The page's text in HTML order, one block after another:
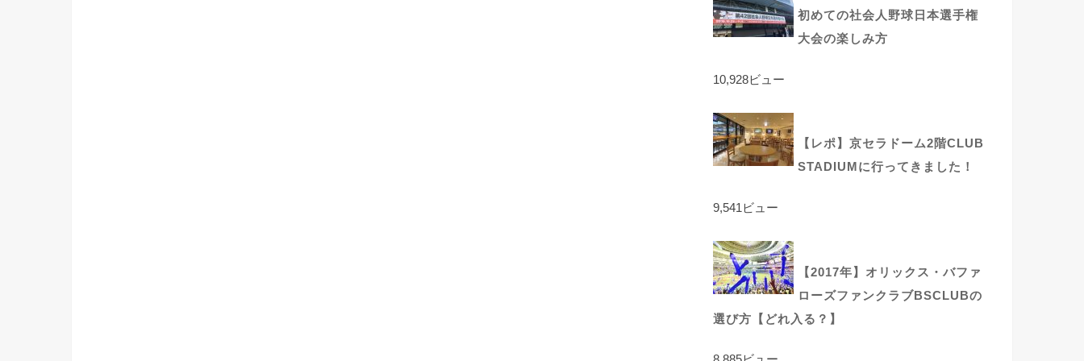
初めての社会人野球日本選手権
大会の楽しみ方
10,928ビュー
【レポ】京セラドーム2階CLUB
STADIUMに行ってきました！
9,541ビュー
【2017年】オリックス・バファ
ローズファンクラブBSCLUBの
選び方【どれ入る？】